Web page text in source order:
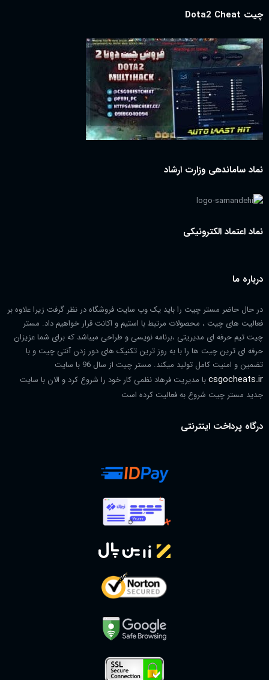
چیت Dota2 Cheat
نماد ساماندهی وزارت ارشاد
نماد اعتماد الکترونیکی
درباره ما
در حال حاضر مستر چیت را باید یک وب سایت فروشگاه در نظر گرفت زیرا علاوه بر
فعالیت های چیت ، محصولات مرتبط با استیم و اکانت قرار خواهیم داد. مستر
چیت تیم حرفه ای مدیریتی ،برنامه نویسی و طراحی میباشد که برای شما عزیزان
حرفه ای ترین چیت ها را با به روز ترین تکنیک های دور زدن آنتی چیت و با
تضمین و امنیت کامل تولید میکند. مستر چیت از سال 96 با سایت
csgocheats.irبا مدیریت فرهاد نظمی کار خود را شروع کرد و الان با سایت
جدید مستر چیت شروع به فعالیت کرده است
درگاه پرداخت اینترنتی